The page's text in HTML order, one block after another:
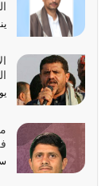
يوليو 23, 2026
بحبل الله
يوليو 22, 2026
يشاء ويذل من
يوليو 21, 2026